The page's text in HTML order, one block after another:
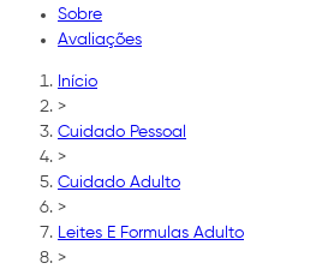
Sobre
Avaliações
Início
>
Cuidado Pessoal
>
Cuidado Adulto
>
Leites E Formulas Adulto
>